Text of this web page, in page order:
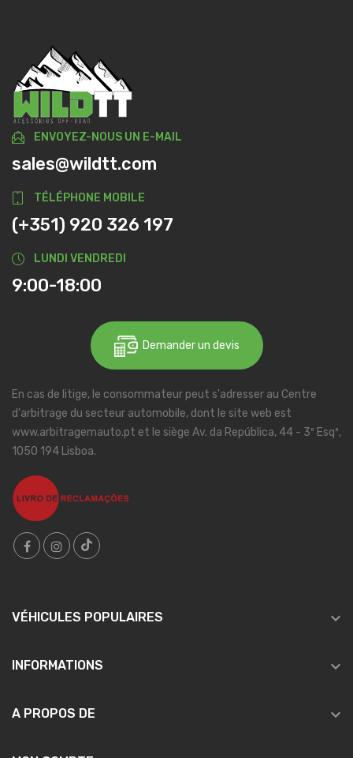
ENVOYEZ-NOUS UN E-MAIL
sales@wildtt.com
TÉLÉPHONE MOBILE
(+351) 920 326 197
LUNDI VENDREDI
9:00-18:00
Demander un devis
En cas de litige, le consommateur peut s'adresser au Centre
d'arbitrage du secteur automobile, dont le site web est
www.arbitragemauto.pt et le siège Av. da República, 44 - 3º Esqº,
1050 194 Lisboa.
VÉHICULES POPULAIRES 
INFORMATIONS 
A PROPOS DE 